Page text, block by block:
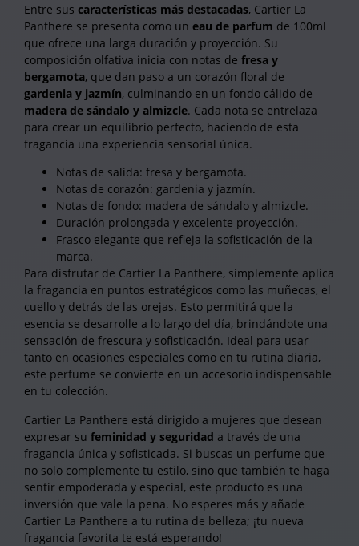
Entre sus características más destacadas, Cartier La
Panthere se presenta como un eau de parfum de 100ml
que ofrece una larga duración y proyección. Su
composición olfativa inicia con notas de fresa y
bergamota, que dan paso a un corazón floral de
gardenia y jazmín, culminando en un fondo cálido de
madera de sándalo y almizcle. Cada nota se entrelaza
para crear un equilibrio perfecto, haciendo de esta
fragancia una experiencia sensorial única.
Notas de salida: fresa y bergamota.
Notas de corazón: gardenia y jazmín.
Notas de fondo: madera de sándalo y almizcle.
Duración prolongada y excelente proyección.
Frasco elegante que refleja la sofisticación de la
marca.
Para disfrutar de Cartier La Panthere, simplemente aplica
la fragancia en puntos estratégicos como las muñecas, el
cuello y detrás de las orejas. Esto permitirá que la
esencia se desarrolle a lo largo del día, brindándote una
sensación de frescura y sofisticación. Ideal para usar
tanto en ocasiones especiales como en tu rutina diaria,
este perfume se convierte en un accesorio indispensable
en tu colección.
Cartier La Panthere está dirigido a mujeres que desean
expresar su feminidad y seguridad a través de una
fragancia única y sofisticada. Si buscas un perfume que
no solo complemente tu estilo, sino que también te haga
sentir empoderada y especial, este producto es una
inversión que vale la pena. No esperes más y añade
Cartier La Panthere a tu rutina de belleza; ¡tu nueva
fragancia favorita te está esperando!